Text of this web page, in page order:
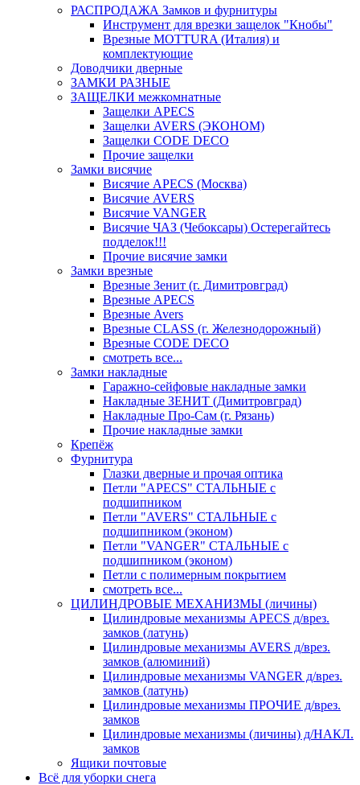
РАСПРОДАЖА Замков и фурнитуры
Инструмент для врезки защелок "Кнобы"
Врезные MOTTURA (Италия) и
комплектующие
Доводчики дверные
ЗАМКИ РАЗНЫЕ
ЗАЩЕЛКИ межкомнатные
Защелки APECS
Защелки AVERS (ЭКОНОМ)
Защелки CODE DECO
Прочие защелки
Замки висячие
Висячие APECS (Москва)
Висячие AVERS
Висячие VANGER
Висячие ЧАЗ (Чебоксары) Остерегайтесь
подделок!!!
Прочие висячие замки
Замки врезные
Врезные Зенит (г. Димитровград)
Врезные APECS
Врезные Avers
Врезные CLASS (г. Железнодорожный)
Врезные CODE DECO
смотреть все...
Замки накладные
Гаражно-сейфовые накладные замки
Накладные ЗЕНИТ (Димитровград)
Накладные Про-Сам (г. Рязань)
Прочие накладные замки
Крепёж
Фурнитура
Глазки дверные и прочая оптика
Петли "APECS" СТАЛЬНЫЕ с
подшипником
Петли "AVERS" СТАЛЬНЫЕ с
подшипником (эконом)
Петли "VANGER" СТАЛЬНЫЕ с
подшипником (эконом)
Петли с полимерным покрытием
смотреть все...
ЦИЛИНДРОВЫЕ МЕХАНИЗМЫ (личины)
Цилиндровые механизмы APECS д/врез.
замков (латунь)
Цилиндровые механизмы AVERS д/врез.
замков (алюминий)
Цилиндровые механизмы VANGER д/врез.
замков (латунь)
Цилиндровые механизмы ПРОЧИЕ д/врез.
замков
Цилиндровые механизмы (личины) д/НАКЛ.
замков
Ящики почтовые
Всё для уборки снега